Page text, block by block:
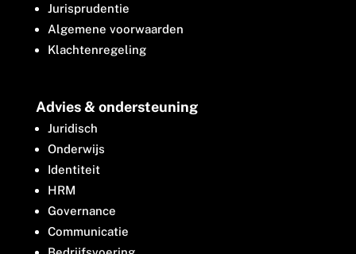
Jurisprudentie
Algemene voorwaarden
Klachtenregeling
Advies & ondersteuning
Juridisch
Onderwijs
Identiteit
HRM
Governance
Communicatie